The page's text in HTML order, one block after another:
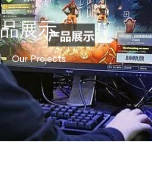
展示
Our Projects